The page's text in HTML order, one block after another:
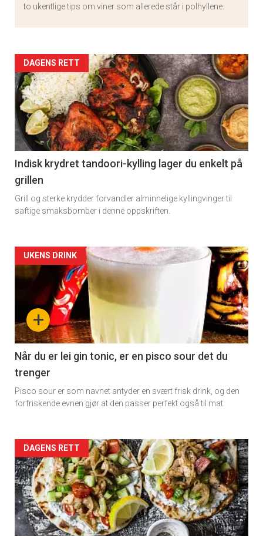
to ukentlige tips om viner som allerede står i polhyllene.
Artikler
detail
-
section
11
DAGENS RETT
Indisk krydret tandoori-kylling lager du enkelt på
grillen
Grill og sterke krydder forvandler alminnelige kyllingvinger til
saftige smaksbomber i denne oppskriften.
Artikler
detail
section
11
Dagens
rett
+
UKENS DRINK
Når du er lei gin tonic, er en pisco sour det du
trenger
Pisco sour er som navnet antyder en svært frisk drink, og den
forfriskende evnen gjør at den passer perfekt også til mat.
Artikler
detail
-
section
DAGENS RETT